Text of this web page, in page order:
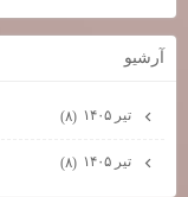
آرشيو
تیر ۱۴۰۵ (۸)
تیر ۱۴۰۵ (۸)